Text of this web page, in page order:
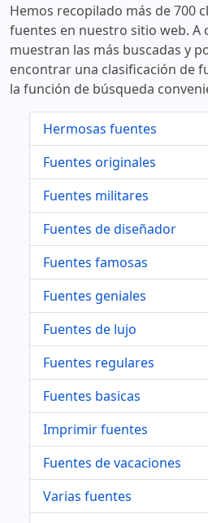
Hemos recopilado más de 700
fuentes en nuestro sitio web. A
muestran las más buscadas y
encontrar una clasificación de
la función de búsqueda
Hermosas fuentes
Fuentes originales
Fuentes militares
Fuentes de diseñador
Fuentes famosas
Fuentes geniales
Fuentes de lujo
Fuentes regulares
Fuentes basicas
Imprimir fuentes
Fuentes de vacaciones
Varias fuentes